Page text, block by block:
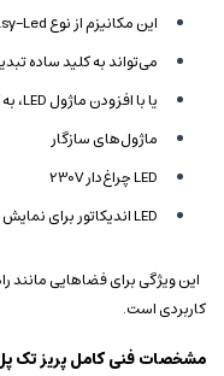
این مکانیزم از نوع Easy-Led است، یعنی:
می‌تواند به کلید ساده
یا با افزودن ماژول LED، به کلید چراغ‌دار یا اندیکاتور تبدیل گردد
ماژول‌های سازگار
این ویژگی برای فضاهایی مانند
کاربردی است.
مشخصات فنی کامل پریز تک